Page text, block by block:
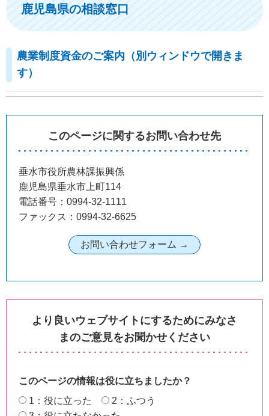
鹿児島県の相談窓口
農業制度資金のご案内（別ウィンドウで開きま
す）
このページに関するお問い合わせ先
垂水市役所農林課振興係
鹿児島県垂水市上町114
電話番号：0994-32-1111
ファックス：0994-32-6625
より良いウェブサイトにするためにみなさ
まのご意見をお聞かせください
このページの情報は役に立ちましたか？
1：役に立った
2：ふつう